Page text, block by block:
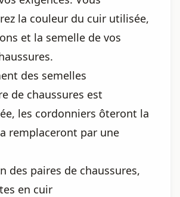
la couleur du cuir utilisée,
et la semelle de vos
des semelles
de chaussures est
les cordonniers ôteront la
remplaceront par une
des paires de chaussures,
en cuir